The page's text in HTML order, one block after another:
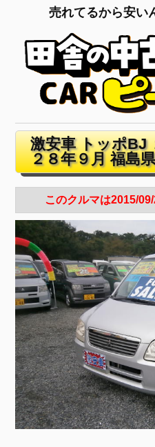
売れてるから安い
激安車 トッポBJ
２８年９月 福島
このクルマは2015/